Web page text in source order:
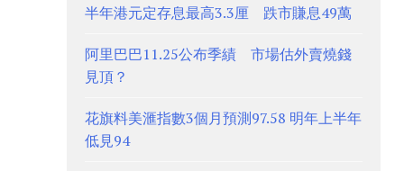
半年港元定存息最高3.3厘 跌市賺息49萬
阿里巴巴11.25公布季績 市場估外賣燒錢
見頂？
花旗料美滙指數3個月預測97.58 明年上半年
低見94